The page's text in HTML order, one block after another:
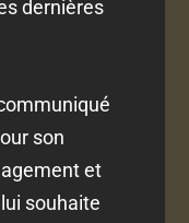
dernières
son
et
souhaite